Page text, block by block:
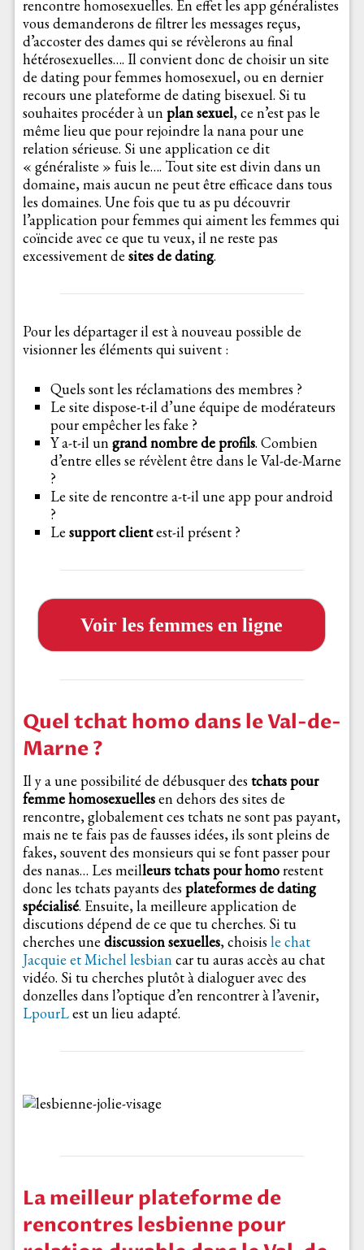
rencontre homosexuelles. En effet les app généralistes
vous demanderons de filtrer les messages reçus,
d’accoster des dames qui se révèlerons au final
hétérosexuelles…. Il convient donc de choisir un site
de dating pour femmes homosexuel, ou en dernier
recours une plateforme de dating bisexuel. Si tu
souhaites procéder à unplan sexuel, ce n’est pas le
même lieu que pour rejoindre la nana pour une
relation sérieuse. Si une application ce dit
« généraliste » fuis le…. Tout site est divin dans un
domaine, mais aucun ne peut être efficace dans tous
les domaines. Une fois que tu as pu découvrir
l’application pour femmes qui aiment les femmes qui
coïncide avec ce que tu veux, il ne reste pas
excessivement de sites de dating.
Pour les départager il est à nouveau possible de
visionner les éléments qui suivent :
Quels sont les réclamations des membres ?
Le site dispose-t-il d’une équipe de modérateurs
pour empêcher les fake ?
Y a-t-il ungrand nombre de profils. Combien
d’entre elles se révèlent être dans le Val-de-Marne
?
Le site de rencontre a-t-il une app pour android
?
Lesupport clientest-il présent ?
Voir les femmes en ligne
Quel tchat homo dans le Val-de-
Marne ?
Il y a une possibilité de débusquer des tchats pour
femme homosexuellesen dehors des sites de
rencontre, globalement ces tchats ne sont pas payant,
mais ne te fais pas de fausses idées, ils sont pleins de
fakes, souvent des monsieurs qui se font passer pour
des nanas… Les meilleurs tchats pour homorestent
donc les tchats payants des plateformes de dating
spécialisé. Ensuite, la meilleure application de
discutions dépend de ce que tu cherches. Si tu
cherches une discussion sexuelles, choisis le chat
Jacquie et Michel lesbiancar tu auras accès au chat
vidéo. Si tu cherches plutôt à dialoguer avec des
donzelles dans l’optique d’en rencontrer à l’avenir,
LpourLest un lieu adapté.
La meilleur plateforme de
rencontres lesbienne pour